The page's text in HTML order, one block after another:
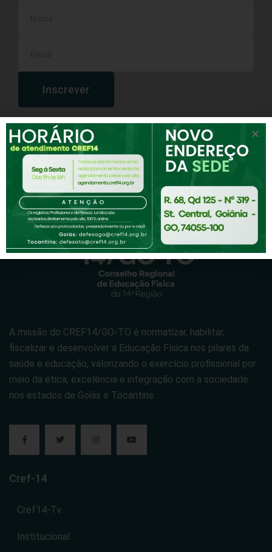
Inscrever
A missão do CREF14/GO-TO é normatizar, habilitar,
fiscalizar e desenvolver a Educação Física nos pilares da
saúde e educação, valorizando o exercício profissional por
meio da ética, excelência e integração com a sociedade
nos estados de Goiás e Tocantins.
Cref-14
Cref14-Tv
Institucional